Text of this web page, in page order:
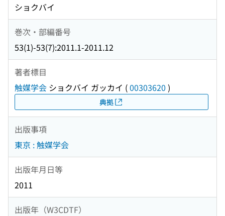
ショクバイ
巻次・部編番号
53(1)-53(7):2011.1-2011.12
著者標目
触媒学会 ショクバイ ガッカイ (00303620 )
典拠
出版事項
東京 : 触媒学会
出版年月日等
2011
出版年（W3CDTF）